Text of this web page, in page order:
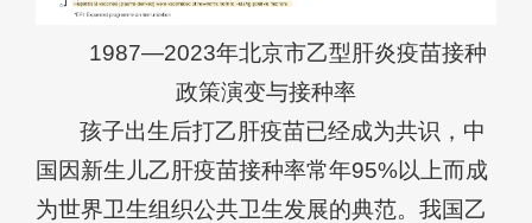
1987—2023年北京市乙型肝炎疫苗接种
政策演变与接种率
孩子出生后打乙肝疫苗已经成为共识，中
国因新生儿乙肝疫苗接种率常年95%以上而成
为世界卫生组织公共卫生发展的典范。我国乙